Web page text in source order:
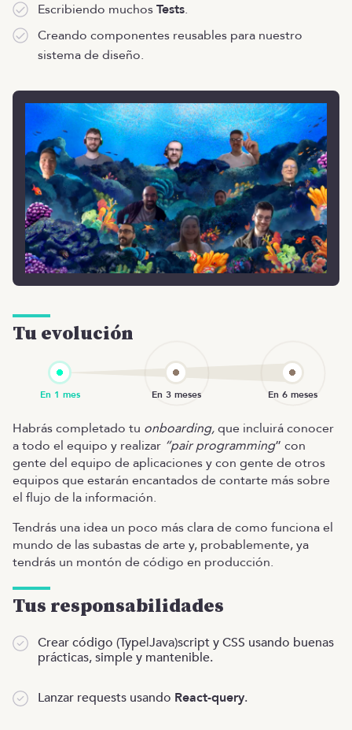
Escribiendo muchosTests.
Creando componentes reusables para nuestro
sistema de diseño.
Tu evolución
Habrás completado tu onboarding,que incluirá conocer
a todo el equipo y realizar “pair programming” con
gente del equipo de aplicaciones y con gente de otros
equipos que estarán encantados de contarte más sobre
el flujo de la información.
Tendrás una idea un poco más clara de como funciona el
mundo de las subastas de arte y, probablemente, ya
tendrás un montón de código en producción.
Tus responsabilidades
Crear código (Type|Java)script y CSS usando buenas
prácticas, simple y mantenible.
Lanzar requests usando React-query.